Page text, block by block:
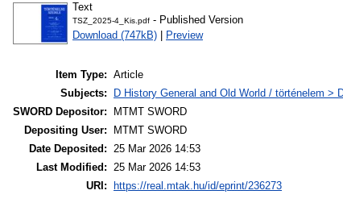
Text
TSZ_2025-4_Kis.pdf - Published Version
Download (747kB)
Preview
Item Type: Article
Subjects:
D History General and Old World / történelem >
SWORD Depositor:
MTMT SWORD
Depositing User:
MTMT SWORD
Date Deposited: 25 Mar 2026 14:53
Last Modified: 25 Mar 2026 14:53
URI:
https://real.mtak.hu/id/eprint/236273